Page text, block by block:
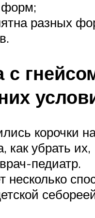
разных
с
корочки
как убрать их,
педиатр.
несколько